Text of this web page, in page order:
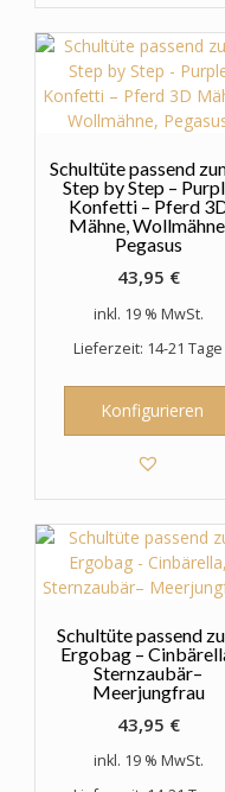
Schultüte passend
Step by Step –
Konfetti – Pferd
Mähne,
Pegasus
43,95 €
inkl. 19 % MwSt.
Lieferzeit: 14-21 Tage
Konfigurieren
Schultüte passend
Ergobag –
Sternzaubär–
Meerjungfrau
43,95 €
inkl. 19 % MwSt.